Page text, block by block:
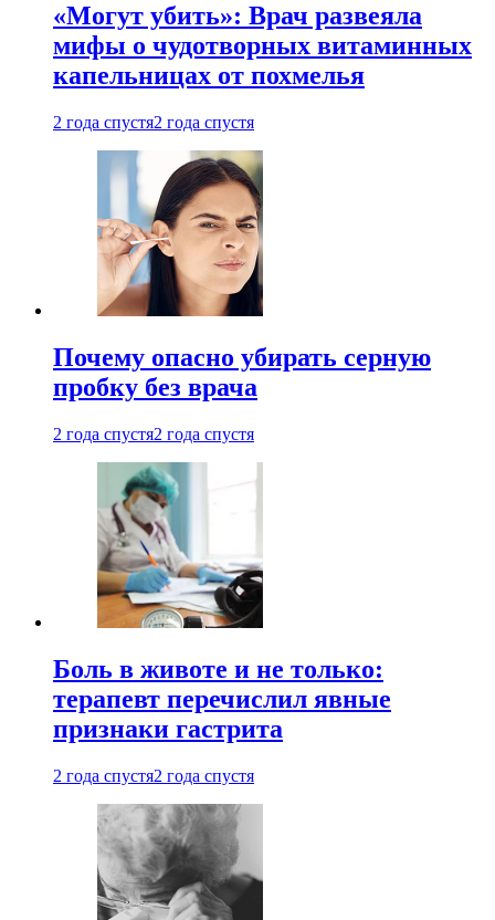
«Могут убить»: Врач развеяла
мифы о чудотворных витаминных
капельницах от похмелья
2 года спустя2 года спустя
Почему опасно убирать серную
пробку без врача
2 года спустя2 года спустя
Боль в животе и не только:
терапевт перечислил явные
признаки гастрита
2 года спустя2 года спустя